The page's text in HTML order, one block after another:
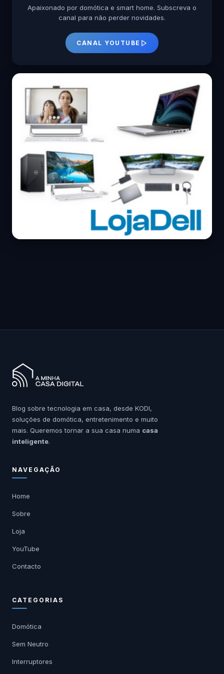
Apaixonado por domótica e smart home. Subscreva o
canal para não perder novidades.
CANAL YOUTUBE
Blog sobre tecnologia em casa, desde KODI,
soluções de domótica, entretenimento e muito
mais. Queremos tornar a sua casa numa casa
inteligente.
NAVEGAÇÃO
Home
Sobre
Loja
YouTube
Contacto
CATEGORIAS
Domótica
Sem Neutro
Interruptores